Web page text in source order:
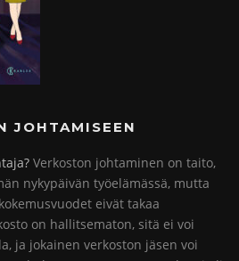
JOHTAMISEEN
Verkoston johtaminen on taito,
nykypäivän työelämässä, mutta
eivät takaa
on hallitsematon, sitä ei voi
ja jokainen verkoston jäsen voi